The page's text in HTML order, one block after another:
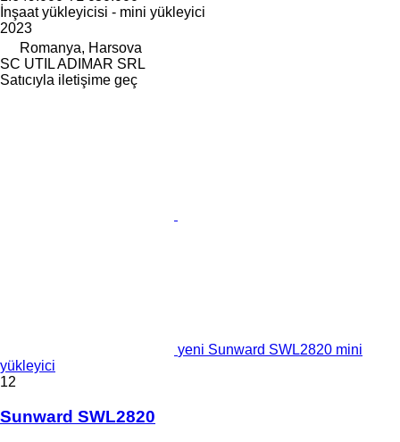
İnşaat yükleyicisi - mini yükleyici
2023
Romanya, Harsova
SC UTIL ADIMAR SRL
Satıcıyla iletişime geç
yeni Sunward SWL2820 mini
yükleyici
12
Sunward SWL2820